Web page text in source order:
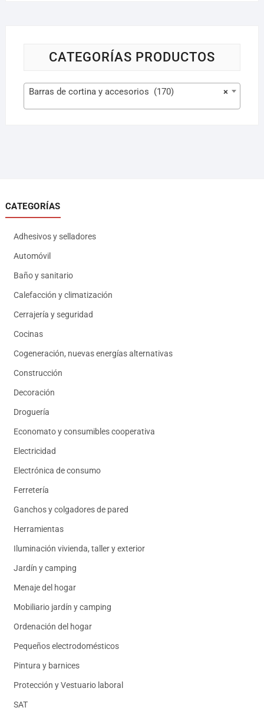
CATEGORÍAS PRODUCTOS
×
Barras de cortina y accesorios (170)
CATEGORÍAS
Adhesivos y selladores
Automóvil
Baño y sanitario
Calefacción y climatización
Cerrajería y seguridad
Cocinas
Cogeneración, nuevas energías alternativas
Construcción
Decoración
Droguería
Economato y consumibles cooperativa
Electricidad
Electrónica de consumo
Ferretería
Ganchos y colgadores de pared
Herramientas
Iluminación vivienda, taller y exterior
Jardín y camping
Menaje del hogar
Mobiliario jardín y camping
Ordenación del hogar
Pequeños electrodomésticos
Pintura y barnices
Protección y Vestuario laboral
SAT